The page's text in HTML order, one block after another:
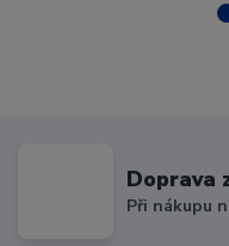
Doprava
Při nákupu